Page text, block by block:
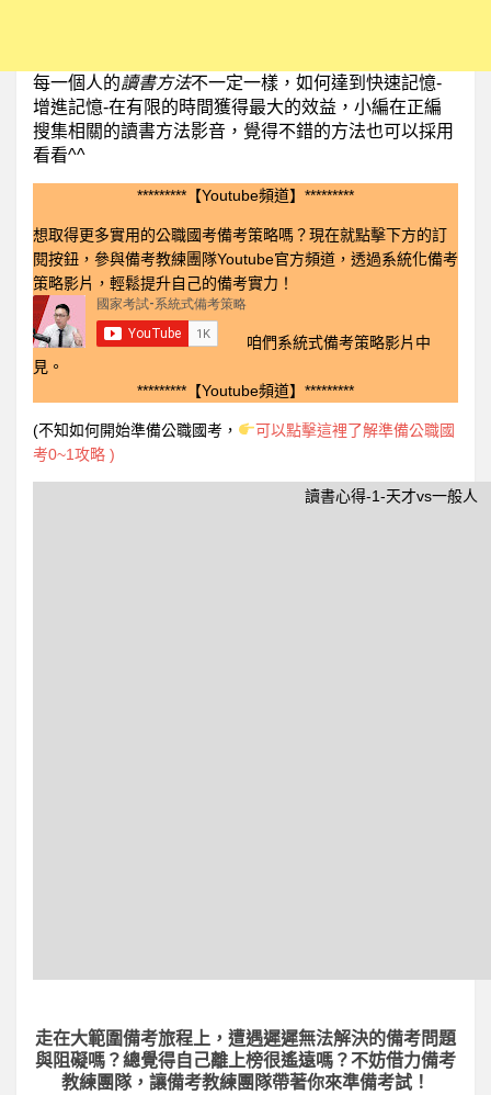
每一個人的讀書方法不一定一樣，如何達到快速記憶-
增進記憶-在有限的時間獲得最大的效益，小編在正編
搜集相關的讀書方法影音，覺得不錯的方法也可以採用
看看^^
*********【Youtube頻道】*********
想取得更多實用的公職國考備考策略嗎？現在就點擊下方的訂
閱按鈕，參與備考教練團隊Youtube官方頻道，透過系統化備考
策略影片，輕鬆提升自己的備考實力！
咱們系統式備考策略影片中
見。
*********【Youtube頻道】*********
(不知如何開始準備公職國考，
可以點擊這裡了解準備公職國
考0~1攻略 )
讀書心得-1-天才vs一般人
走在大範圍備考旅程上， 遭遇遲遲無法解決的備考問題
與阻礙嗎？總覺得自己離上榜很遙遠嗎？不妨借力備考
教練團隊，讓備考教練團隊帶著你來準備考試！